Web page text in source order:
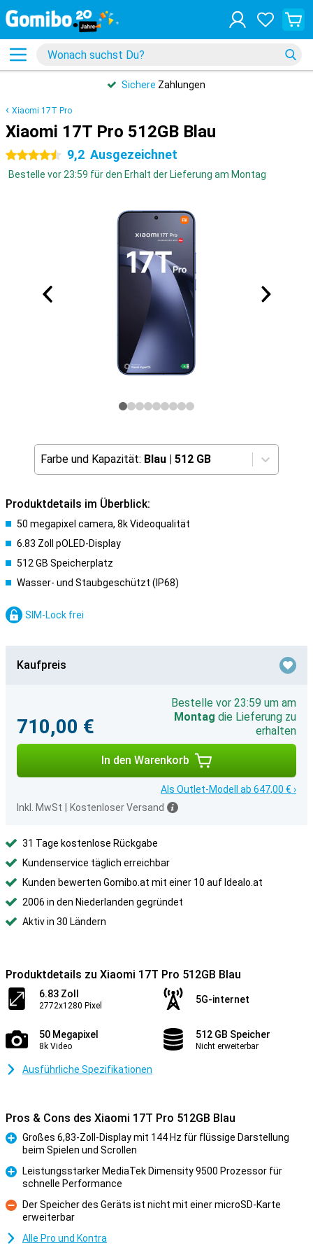
Sichere Zahlungen
Xiaomi 17T Pro
Xiaomi 17T Pro 512GB Blau
4.5 Sterne 9,2 Ausgezeichnet
Bestelle vor 23:59 für den Erhalt der Lieferung am Montag
Farbe und Kapazität: Blau | 512 GB
Produktdetails im Überblick:
50 megapixel camera, 8k Videoqualität
6.83 Zoll pOLED-Display
512 GB Speicherplatz
Wasser- und Staubgeschützt (IP68)
SIM-Lock frei
Kaufpreis
710,00 €
Bestelle vor 23:59 um am
Montag die Lieferung zu
erhalten
In den Warenkorb
Als Outlet-Modell ab 647,00 € ›
Inkl. MwSt
Kostenloser Versand
31 Tage kostenlose Rückgabe
Kundenservice täglich erreichbar
Kunden bewerten Gomibo.at mit einer 10 auf Idealo.at
2006 in den Niederlanden gegründet
Aktiv in 30 Ländern
Produktdetails zu Xiaomi 17T Pro 512GB Blau
6.83 Zoll
2772x1280 Pixel
5G-internet
50 Megapixel
8k Video
512 GB Speicher
Nicht erweiterbar
Ausführliche Spezifikationen
Pros & Cons des Xiaomi 17T Pro 512GB Blau
Großes 6,83-Zoll-Display mit 144 Hz für flüssige Darstellung
beim Spielen und Scrollen
Leistungsstarker MediaTek Dimensity 9500 Prozessor für
schnelle Performance
Kontra
Der Speicher des Geräts ist nicht mit einer microSD-Karte
erweiterbar
Alle Pro und Kontra